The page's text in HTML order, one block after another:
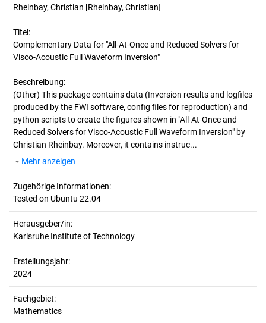
Rheinbay, Christian [Rheinbay, Christian]
Titel:
Complementary Data for "All-At-Once and Reduced Solvers for
Visco-Acoustic Full Waveform Inversion"
Beschreibung:
(Other) This package contains data (Inversion results and logfiles
produced by the FWI software, config files for reproduction) and
python scripts to create the figures shown in "All-At-Once and
Reduced Solvers for Visco-Acoustic Full Waveform Inversion" by
Christian Rheinbay. Moreover, it contains instruc...
Mehr anzeigen
Zugehörige Informationen:
Tested on Ubuntu 22.04
Herausgeber/in:
Karlsruhe Institute of Technology
Erstellungsjahr:
2024
Fachgebiet:
Mathematics